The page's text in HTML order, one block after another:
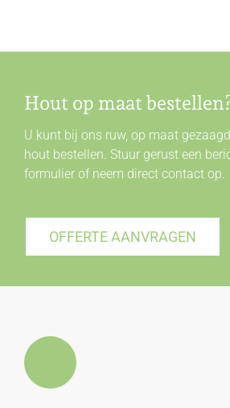
Hout op maat
U kunt bij ons ruw, op maat
hout bestellen. Stuur gerust een
formulier of neem direct contactop.
OFFERTE AANVRAGEN